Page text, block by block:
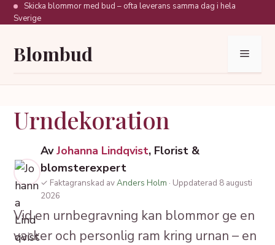
Hoppa
till
Skicka blommor med bud – ofta leverans samma dag i hela
Sverige
Blombud Meny
Urndekoration
AvJohanna Lindqvist, Florist &
blomsterexpert
✓ Faktagranskad avAnders Holm · Uppdaterad 8 augusti
2026
Vid en urnbegravning kan blommor ge en
vacker och personlig ram kring urnan – en